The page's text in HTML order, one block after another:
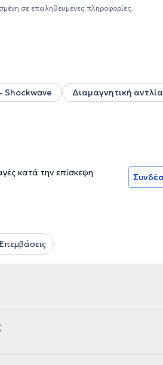
επιστημονικός συνεργάτης στο
σε επαληθευμένες πληροφορίες.
Shockwave Διαμαγνητική αντλία
κατά την επίσκεψη